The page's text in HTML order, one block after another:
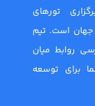
تورهای
است. تیم
روابط میان
برای توسعه